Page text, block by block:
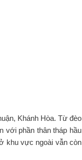
Khánh Hòa. Từ đèo
với phần thân tháp hầu
khu vực ngoài vẫn còn